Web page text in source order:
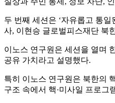
두 번째 세션은 ‘자유롭고 통
사, 이현승 글로벌피스재단 북
이노스 연구원은 세션을 열며
공유 가치라고 설명했다.
특히 이노스 연구원은 북한의
구조 속에서 핵·미사일 프로